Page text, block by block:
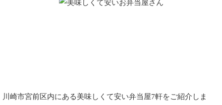
川崎市宮前区内にある美味しくて安い弁当屋7軒をご紹介しま